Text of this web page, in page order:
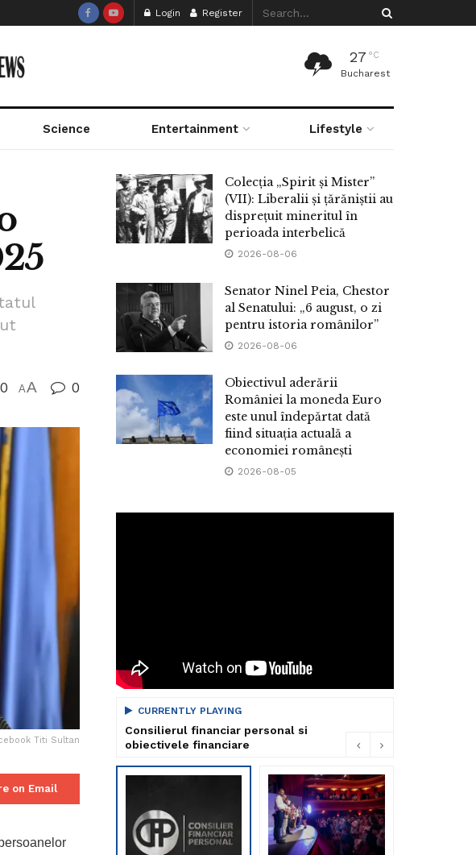
Login Register
27 °C
Bucharest
Science Entertainment Lifestyle
0 AA 0
Titi Sultan
on Email
Colecția „Spirit și Mister”
(VII): Liberalii și țărăniștii au
disprețuit mineritul în
perioada interbelică
2026-08-06
Senator Ninel Peia, Chestor
al Senatului: „6 august, o zi
pentru istoria românilor”
2026-08-06
Obiectivul aderării
României la moneda Euro
este unul îndepărtat dată
fiind situația actuală a
economiei românești
2026-08-05
CURRENTLY PLAYING
Consilierul financiar personal si
obiectivele financiare